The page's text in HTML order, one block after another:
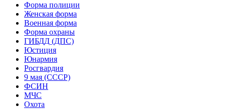
Форма полиции
Женская форма
Военная форма
Форма охраны
ГИБДД (ДПС)
Юстиция
Юнармия
Росгвардия
9 мая (СССР)
ФСИН
МЧС
Охота